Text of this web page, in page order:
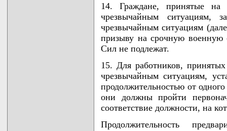
14. Граждане, принятые
чрезвычайным ситуациям,
чрезвычайным ситуациям
призыву на срочную военную
Сил не подлежат.
15. Для работников,
чрезвычайным ситуациям,
продолжительностью от
они должны пройти
соответствие должности, на
Продолжительность